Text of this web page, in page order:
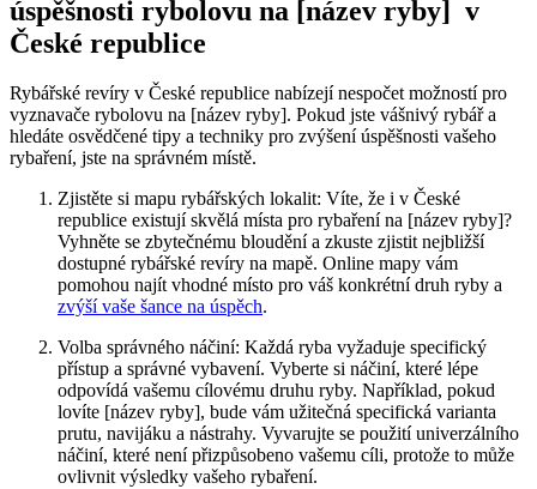
úspěšnosti rybolovu na [název ryby] ‌ v
České‍ republice
Rybářské revíry⁢ v České republice nabízejí nespočet možností pro
vyznavače rybolovu na [název ryby].⁣ Pokud jste vášnivý rybář a
hledáte osvědčené tipy a techniky pro zvýšení úspěšnosti vašeho
rybaření, jste na‍ správném místě.
Zjistěte si mapu rybářských lokalit: Víte, že i v České
republice existují skvělá místa pro rybaření na⁣ [název ryby]?
Vyhněte ‍se zbytečnému bloudění a zkuste zjistit nejbližší
⁤dostupné rybářské ‌revíry na mapě. Online mapy vám
pomohou najít vhodné místo pro váš konkrétní druh ⁢ryby a
zvýší vaše ‌šance na úspěch.
Volba správného náčiní: Každá ryba vyžaduje specifický
přístup‌ a správné vybavení. Vyberte si náčiní, které lépe
odpovídá vašemu cílovému⁣ druhu ⁣ryby. Například, pokud
lovíte [název ryby], bude vám užitečná specifická varianta
prutu, navijáku a nástrahy. Vyvarujte se použití univerzálního
náčiní, které ‌není přizpůsobeno vašemu cíli, protože to může
ovlivnit výsledky vašeho rybaření.